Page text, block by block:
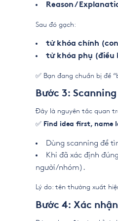
Reason /
Sau đó gạch:
từ khóa chính
từ khóa phụ (điều
✅ Bạn đang chuẩn bị để
Bước 3:
Đây là nguyên tắc quan
✅ Find idea first, name
Dùng scanning để
Khi đã xác định
người/nhóm).
Lý do: tên thường xuất
Bước 4: Xác